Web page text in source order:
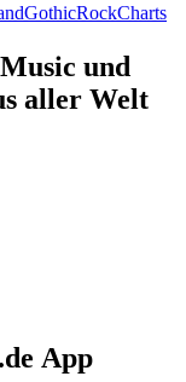
GothicRockCharts
und
aller Welt
App